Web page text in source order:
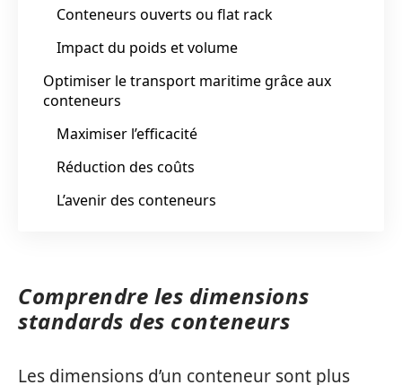
Conteneurs ouverts ou flat rack
Impact du poids et volume
Optimiser le transport maritime grâce aux
conteneurs
Maximiser l’efficacité
Réduction des coûts
L’avenir des conteneurs
Comprendre les dimensions
standards des conteneurs
Les dimensions d’un conteneur sont plus